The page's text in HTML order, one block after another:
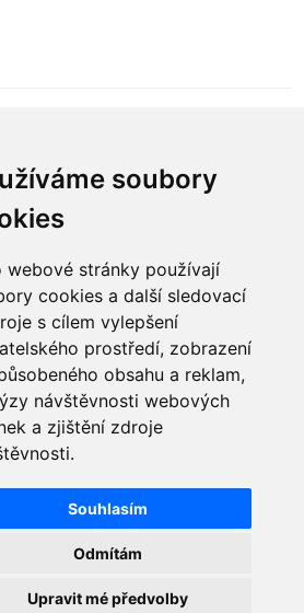
soubory
webové stránky používají
cookies a další sledovací
s cílem vylepšení
prostředí, zobrazení
obsahu a reklam,
návštěvnosti webových
a zjištění zdroje
Souhlasím
Odmítám
Upravit mé předvolby